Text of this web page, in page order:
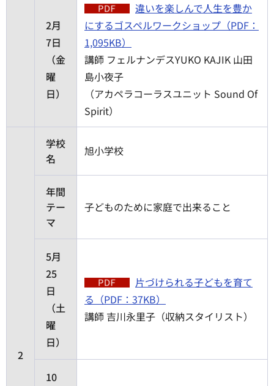
2月
7日
（金
曜
日）
違いを楽しんで人生を豊か
にするゴスペルワークショップ（PDF：
1,095KB）
講師 フェルナンデスYUKO KAJIK 山田
島小夜子
（アカペラコーラスユニット Sound Of
Spirit）
2
学校
名
旭小学校
年間
テー
マ
子どものために家庭で出来ること
5月
25
日
（土
曜
日）
片づけられる子どもを育て
る（PDF：37KB）
講師 吉川永里子（収納スタイリスト）
10